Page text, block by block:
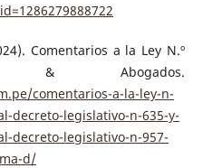
Comentarios a la Ley N.º
& Abogados.
comentarios-a-la-ley-n-
decreto-legislativo-n-635-y-
decreto-legislativo-n-957-
d/